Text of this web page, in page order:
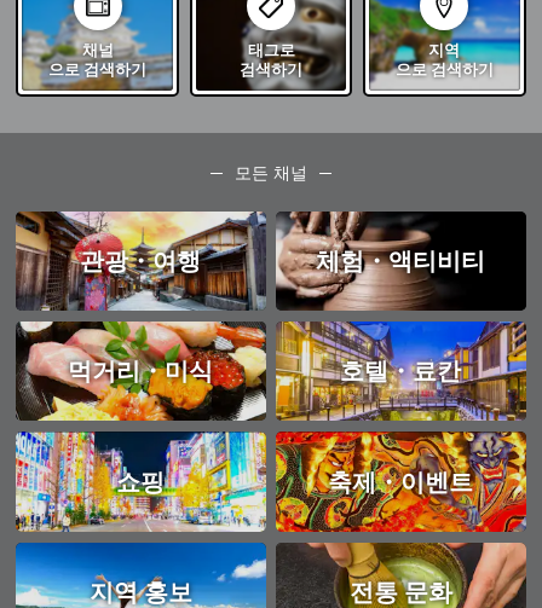
채널
으로 검색하기
태그로
검색하기
지역
으로 검색하기
모든 채널
관광・여행 체험・액티비티
먹거리・미식 호텔・료칸
쇼핑 축제・이벤트
지역 홍보 전통 문화